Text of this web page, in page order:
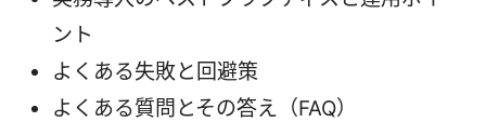
ント
よくある失敗と回避策
よくある質問とその答え（FAQ）